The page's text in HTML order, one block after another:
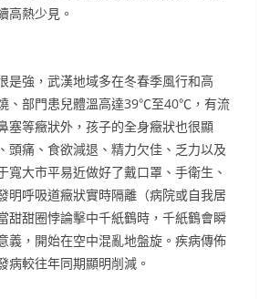
高熱少見。
強，武漢地域多在冬春季風行和高
、部門患兒體溫高達39℃至40℃，有流
塞等癥狀外，孩子的全身癥狀也很顯
頭痛、食欲減退、精力欠佳、乏力以及
寬大市平易近做好了戴口罩、手衛生、
明呼吸道癥狀實時隔離（病院或自我居
甜甜圈悖論擊中千紙鶴時，千紙鶴會瞬
義，開始在空中混亂地盤旋。疾病傳佈
病較往年同期顯明削減。